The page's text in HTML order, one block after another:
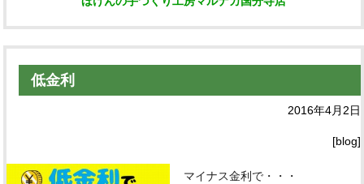
低金利
2016年4月2日
[blog]
マイナス金利で・・・